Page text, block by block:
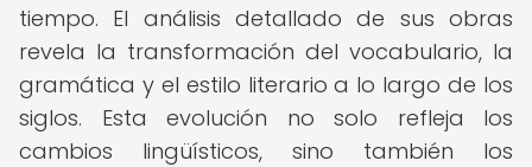
tiempo. El análisis detallado de sus obras
revela la transformación del vocabulario, la
gramática y el estilo literario a lo largo de los
siglos. Esta evolución no solo refleja los
cambios lingüísticos, sino también los